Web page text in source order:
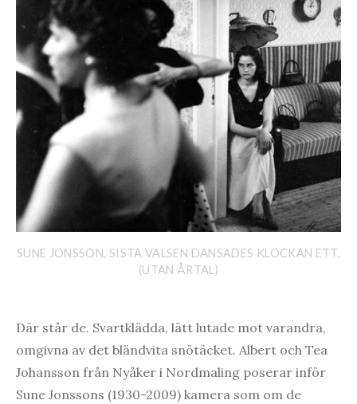
SUNE JONSSON, SISTA VALSEN DANSADES KLOCKAN ETT.
(UTAN ÅRTAL)
Där står de. Svartklädda, lätt lutade mot varandra,
omgivna av det bländvita snötäcket. Albert och Tea
Johansson från Nyåker i Nordmaling poserar inför
Sune Jonssons (1930-2009) kamera som om de